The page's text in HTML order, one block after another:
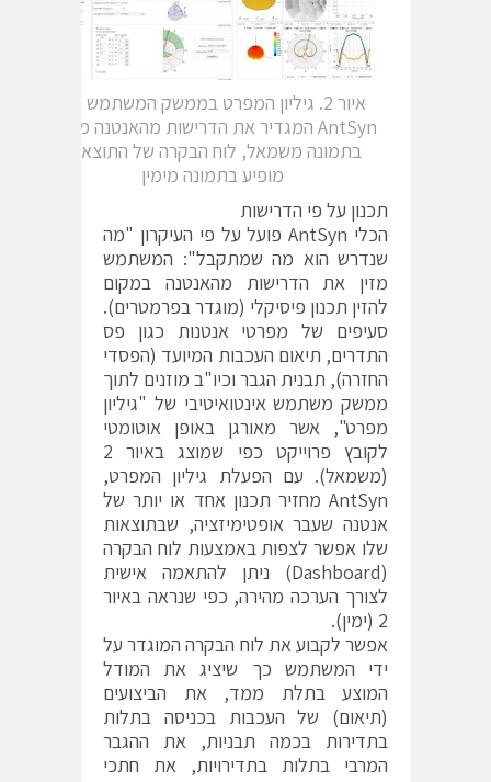
איור 2. גיליון המפרט בממשק המשתמש של
AntSyn המגדיר את הדרישות מהאנטנה מופיע
בתמונה משמאל, לוח הבקרה של התוצאות
מופיע בתמונה מימין
תכנון על פי הדרישות
הכלי AntSyn פועל על פי העיקרון "מה
שנדרש הוא מה שמתקבל": המשתמש
מזין את הדרישות מהאנטנה במקום
להזין תכנון פיסיקלי (מוגדר בפרמטרים).
סעיפים של מפרטי אנטנות כגון פס
התדרים, תיאום העכבות המיועד (הפסדי
החזרה), תבנית הגבר וכיו"ב מוזנים לתוך
ממשק משתמש אינטואיטיבי של "גיליון
מפרט", אשר מאורגן באופן אוטומטי
לקובץ פרוייקט כפי שמוצג באיור 2
(משמאל). עם הפעלת גיליון המפרט,
AntSyn מחזיר תכנון אחד או יותר של
אנטנה שעבר אופטימיזציה, שבתוצאות
שלו אפשר לצפות באמצעות לוח הבקרה
(Dashboard) ניתן להתאמה אישית
לצורך הערכה מהירה, כפי שנראה באיור
2 (ימין).
אפשר לקבוע את לוח הבקרה המוגדר על
ידי המשתמש כך שיציג את המודל
המוצע בתלת ממד, את הביצועים
(תיאום) של העכבות בכניסה בתלות
בתדירות בכמה תבניות, את ההגבר
המרבי בתלות בתדירויות, את חתכי